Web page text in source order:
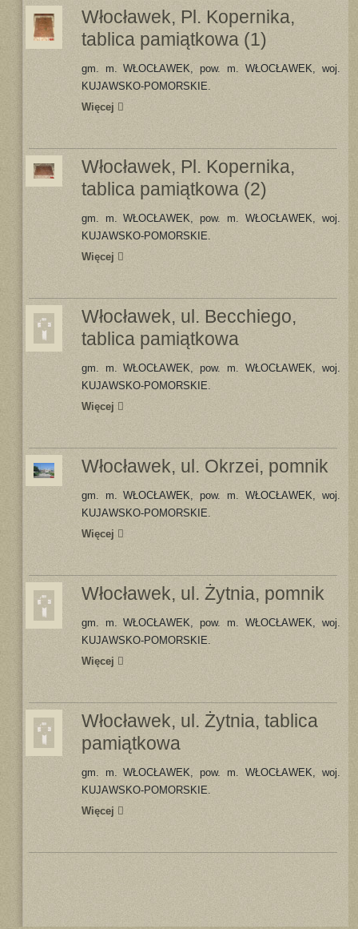
Włocławek, Pl. Kopernika,
tablica pamiątkowa (1)
gm. m. WŁOCŁAWEK, pow. m. WŁOCŁAWEK, woj.
KUJAWSKO-POMORSKIE.
Więcej
Włocławek, Pl. Kopernika,
tablica pamiątkowa (2)
gm. m. WŁOCŁAWEK, pow. m. WŁOCŁAWEK, woj.
KUJAWSKO-POMORSKIE.
Więcej
Włocławek, ul. Becchiego,
tablica pamiątkowa
gm. m. WŁOCŁAWEK, pow. m. WŁOCŁAWEK, woj.
KUJAWSKO-POMORSKIE.
Więcej
Włocławek, ul. Okrzei, pomnik
gm. m. WŁOCŁAWEK, pow. m. WŁOCŁAWEK, woj.
KUJAWSKO-POMORSKIE.
Więcej
Włocławek, ul. Żytnia, pomnik
gm. m. WŁOCŁAWEK, pow. m. WŁOCŁAWEK, woj.
KUJAWSKO-POMORSKIE.
Więcej
Włocławek, ul. Żytnia, tablica
pamiątkowa
gm. m. WŁOCŁAWEK, pow. m. WŁOCŁAWEK, woj.
KUJAWSKO-POMORSKIE.
Więcej